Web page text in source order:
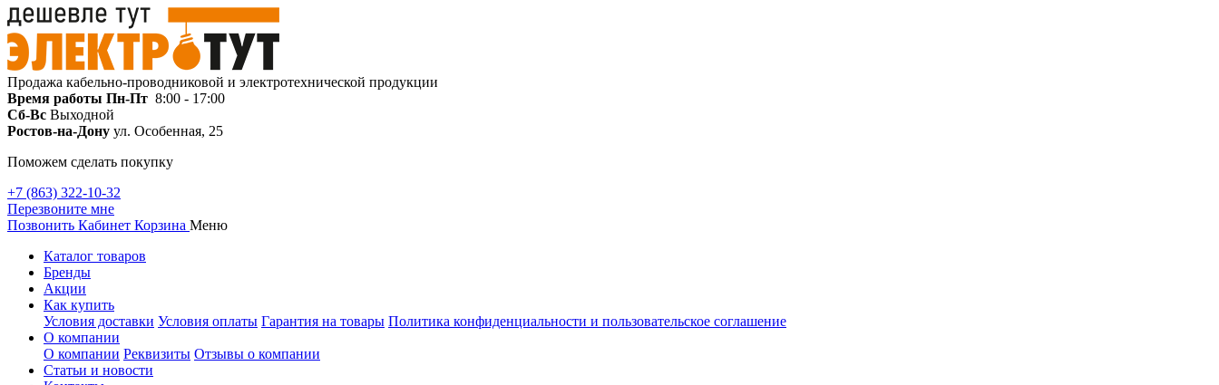
Продажа кабельно-проводниковой и электротехнической продукции
Время работы Пн-Пт 8:00 - 17:00
Сб-Вс Выходной
Ростов-на-Дону ул. Особенная, 25
Поможем сделать покупку
+7 (863) 322-10-32
Перезвоните мне
Позвонить Кабинет Корзина Меню
Каталог товаров
Бренды
Акции
Как купить
Условия доставки Условия оплаты Гарантия на товары Политика конфиденциальности и пользовательское соглашение
О компании
О компании Реквизиты Отзывы о компании
Статьи и новости